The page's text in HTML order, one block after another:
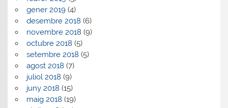
gener 2019(4)
desembre 2018 (6)
novembre 2018 (9)
octubre 2018 (5)
setembre 2018 (5)
agost 2018 (7)
juliol 2018 (9)
juny 2018 (15)
maig 2018 (19)